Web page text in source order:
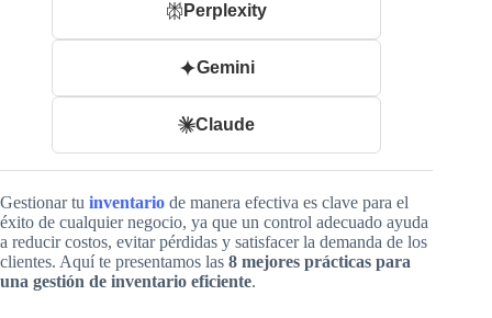
Perplexity
Gemini
Claude
Gestionar tu inventario de manera efectiva es clave para el
éxito de cualquier negocio, ya que un control adecuado ayuda
a reducir costos, evitar pérdidas y satisfacer la demanda de los
clientes. Aquí te presentamos las 8 mejores prácticas para
una gestión de inventario eficiente.